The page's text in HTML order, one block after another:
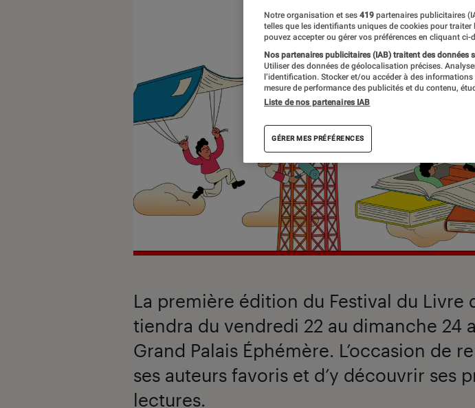
La première édition du Festival du Livre
tiendra du vendredi 22 au dimanche 24
Grand Palais Éphémère. L’occasion de
ses auteurs favoris et d’y découvrir ses
lectures.
Notre organisation et ses 419 partenaires publicitaires
telles que les identifiants uniques de cookies pour
pouvez accepter ou gérer vos préférences en cliquant
Nos partenaires publicitaires (IAB) traitent des données
Utiliser des données de géolocalisation précises.
l’identification. Stocker et/ou accéder à des
mesure de performance des publicités et du contenu,
Liste de nos partenaires IAB
GÉRER MES PRÉFÉRENCES